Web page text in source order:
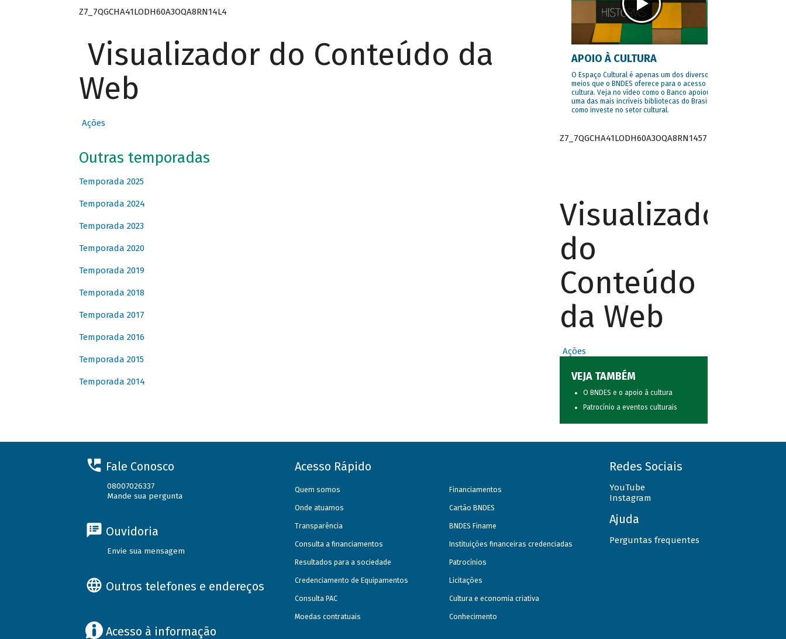
Z7_7QGCHA41LODH60A3OQA8RN14L4
Visualizador do Conteúdo da
Web
Ações
Outras temporadas
Temporada 2025
Temporada 2024
Temporada 2023
Temporada 2020
Temporada 2019
Temporada 2018
Temporada 2017
Temporada 2016
Temporada 2015
Temporada 2014
APOIO À CULTURA
O Espaço Cultural é apenas um dos diversos
meios que o BNDES oferece para o acesso à
cultura. Veja no vídeo como o Banco apoiou
uma das mais incríveis bibliotecas do Brasil e
como investe no setor cultural.
Z7_7QGCHA41LODH60A3OQA8RN1457
Visualizador
do
Conteúdo
da Web
Ações
VEJA TAMBÉM
O BNDES e o apoio à cultura
Patrocínio a eventos culturais
Fale Conosco
08007026337
Mande sua pergunta
Ouvidoria
Envie sua mensagem
Outros telefones e endereços
Acesso à informação
Acesso Rápido
Quem somos
Onde atuamos
Transparência
Consulta a financiamentos
Resultados para a sociedade
Credenciamento de Equipamentos
Consulta PAC
Moedas contratuais
Financiamentos
Cartão BNDES
BNDES Finame
Instituições financeiras credenciadas
Patrocínios
Licitações
Cultura e economia criativa
Conhecimento
Redes Sociais
YouTube
Instagram
Ajuda
Perguntas frequentes